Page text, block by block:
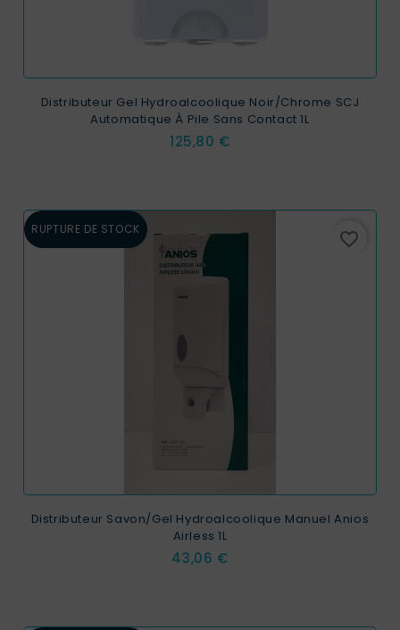
Distributeur Gel Hydroalcoolique Noir/Chrome SCJ
Automatique À Pile Sans Contact 1L
Prix
125,80 €
RUPTURE DE STOCK favorite_border
Distributeur Savon/Gel Hydroalcoolique Manuel Anios
Airless 1L
Prix
43,06 €